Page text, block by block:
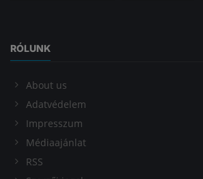
RÓLUNK
About us
Adatvédelem
Impresszum
Médiaajánlat
RSS